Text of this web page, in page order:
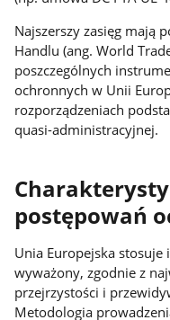
Najszerszy zasięg mają
Handlu (ang. World
poszczególnych
ochronnych w Unii
rozporządzeniach
quasi-administracyjnej.
postępowań
Unia Europejska
wyważony, zgodnie z
przejrzystości i
Metodologia